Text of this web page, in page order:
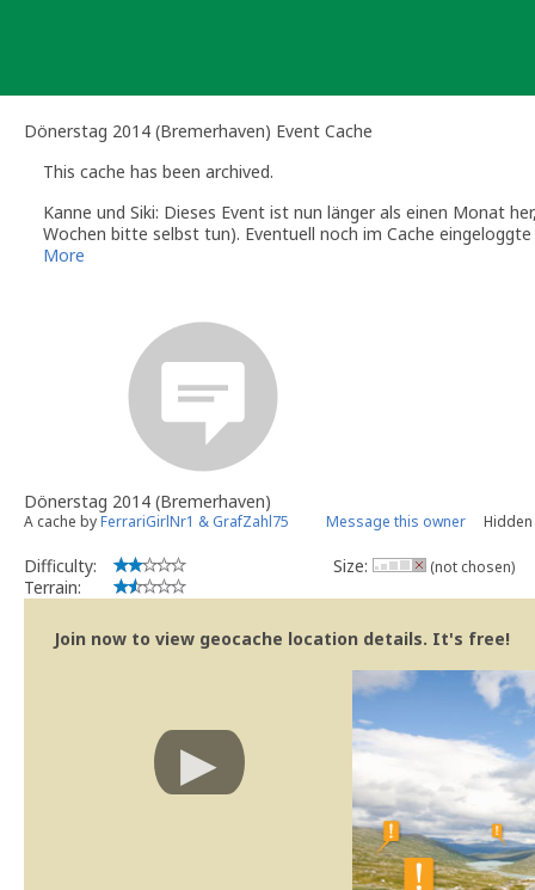
Dönerstag 2014 (Bremerhaven) Event Cache
This cache has been archived.
Kanne und Siki: Dieses Event ist nun länger als einen Monat
Wochen bitte selbst tun). Eventuell noch im Cache
Viele Grüße,
Tipps & Tricks gibt es auf den Info-Seiten der
More
Dönerstag 2014 (Bremerhaven)
A cache byFerrariGirlNr1 & GrafZahl75 Message this owner
Difficulty:
Terrain:
Size: (not chosen)
Join now to view geocache location details. It's free!